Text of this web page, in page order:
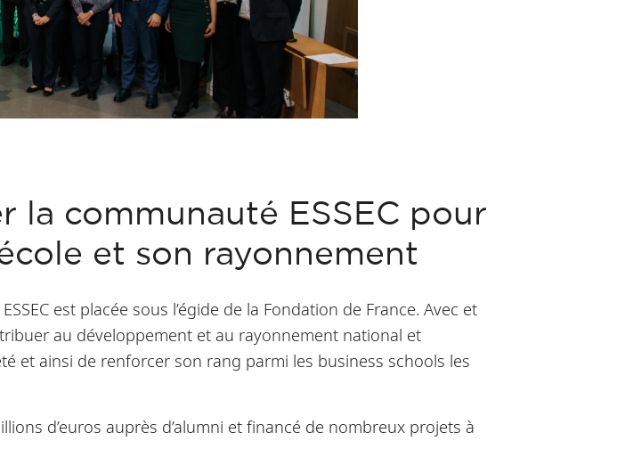
la communauté ESSEC pour
et son rayonnement
est placée sous l’égide de la Fondation de France. Avec et
au développement et au rayonnement national et
et ainsi de renforcer son rang parmi les business schools les
d’euros auprès d’alumni et financé de nombreux projets à